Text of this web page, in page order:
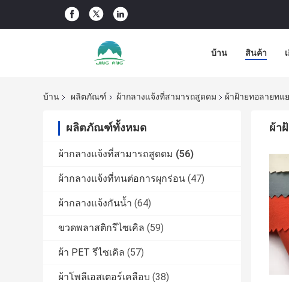
บ้าน สินค้า
บ้าน ผลิตภัณฑ์ ผ้ากลางแจ้งที่สามารถสูดดม ผ้าฝ้ายทอลายทแ
ผลิตภัณฑ์ทั้งหมด
ผ้ากลางแจ้งที่สามารถสูดดม (56)
ผ้ากลางแจ้งที่ทนต่อการผุกร่อน (47)
ผ้ากลางแจ้งกันน้ำ (64)
ขวดพลาสติกรีไซเคิล (59)
ผ้า PET รีไซเคิล (57)
ผ้าโพลีเอสเตอร์เคลือบ (38)
ผ้า